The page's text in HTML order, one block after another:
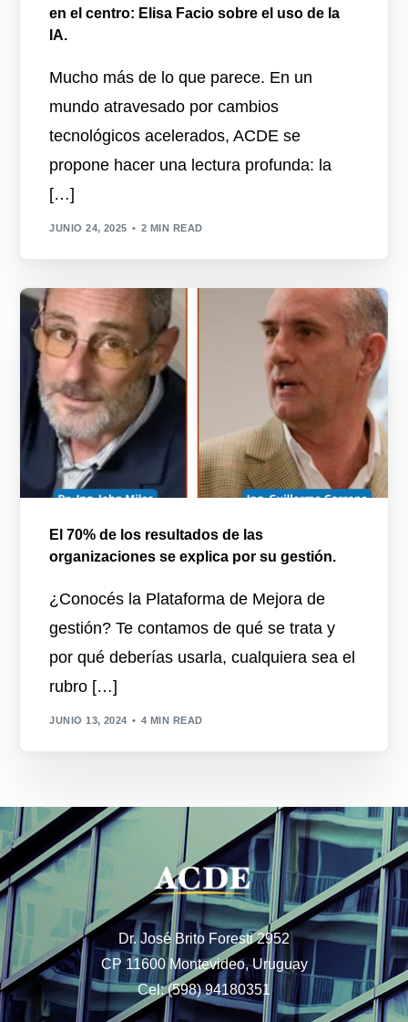
en el centro: Elisa Facio sobre el uso de la
IA.
Mucho más de lo que parece. En un
mundo atravesado por cambios
tecnológicos acelerados, ACDE se
propone hacer una lectura profunda: la
[…]
JUNIO 24, 2025 2 MIN READ
El 70% de los resultados de las
organizaciones se explica por su gestión.
¿Conocés la Plataforma de Mejora de
gestión? Te contamos de qué se trata y
por qué deberías usarla, cualquiera sea el
rubro […]
JUNIO 13, 2024 4 MIN READ
Dr. José Brito Foresti 2952
CP 11600 Montevideo, Uruguay
Cel: (598) 94180351